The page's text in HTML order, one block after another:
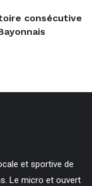
consécutive
et sportive de
Le micro et ouvert